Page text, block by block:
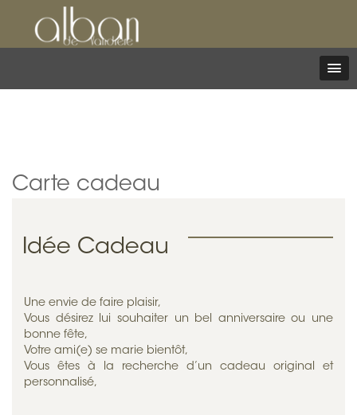
Carte cadeau
Idée Cadeau
Une envie de faire plaisir,
Vous désirez lui souhaiter un bel anniversaire ou une
bonne fête,
Votre ami(e) se marie bientôt,
Vous êtes à la recherche d’un cadeau original et
personnalisé,